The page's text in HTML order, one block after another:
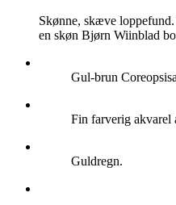
Skønne, skæve
en skøn Bjørn Wiinblad
Gul-brun
Fin farverig akvarel
Guldregn.